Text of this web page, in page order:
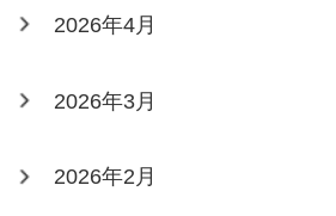
2026年4月
2026年3月
2026年2月